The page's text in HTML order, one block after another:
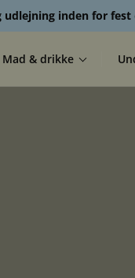
udlejning inden for fest
Mad & drikke